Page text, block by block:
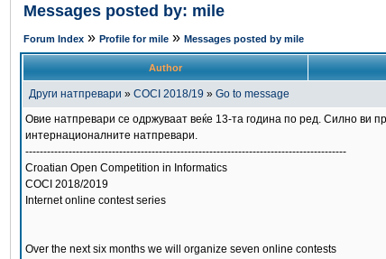
Messages posted by: mile
Forum Index » Profile for mile » Messages posted by mile
Author
Други натпревари » COCI 2018/19 » Go to message
Овие натпревари се одржуваат веќе 13-та година по ред. Силно ви
интернационалните натпревари.
-----------------------------------------------------------------------------------------
Croatian Open Competition in Informatics
COCI 2018/2019
Internet online contest series
Over the next six months we will organize seven online contests